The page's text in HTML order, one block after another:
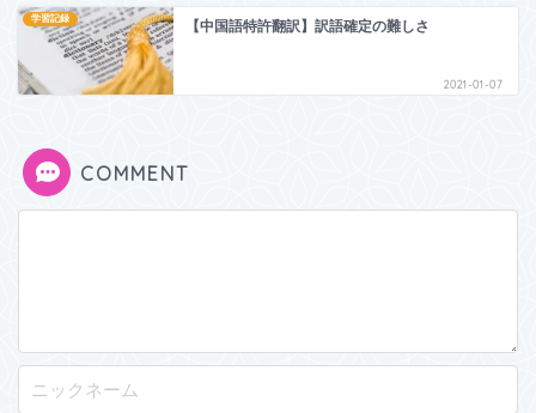
学習記録 【中国語特許翻訳】訳語確定の難しさ
2021-01-07
COMMENT